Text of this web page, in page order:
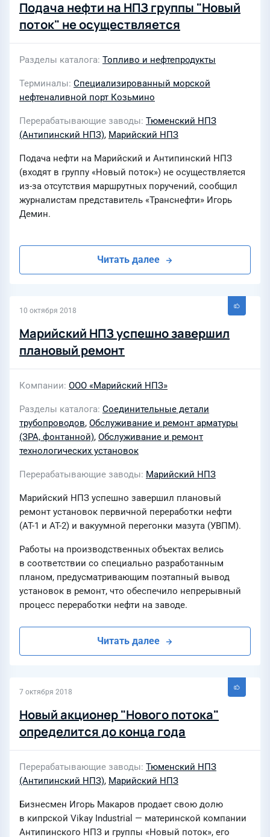
Подача нефти на НПЗ группы "Новый
поток" не осуществляется
Разделы каталога Топливо и нефтепродукты
Терминалы Специализированный морской
нефтеналивной порт Козьмино
Перерабатывающие заводы Тюменский НПЗ
(Антипинский НПЗ), Марийский НПЗ
Подача нефти на Марийский и Антипинский НПЗ
(входят в группу «Новый поток») не осуществляется
из-за отсутствия маршрутных поручений, сообщил
журналистам представитель «Транснефти» Игорь
Демин.
Читать далее
10 октября 2018
Марийский НПЗ успешно завершил
плановый ремонт
Компании ООО «Марийский НПЗ»
Разделы каталога Соединительные детали
трубопроводов, Обслуживание и ремонт арматуры
(ЗРА, фонтанной), Обслуживание и ремонт
технологических установок
Перерабатывающие заводы Марийский НПЗ
Марийский НПЗ успешно завершил плановый
ремонт установок первичной переработки нефти
(АТ-1 и АТ-2) и вакуумной перегонки мазута (УВПМ).
Работы на производственных объектах велись
в соответствии со специально разработанным
планом, предусматривающим поэтапный вывод
установок в ремонт, что обеспечило непрерывный
процесс переработки нефти на заводе.
Читать далее
7 октября 2018
Новый акционер "Нового потока"
определится до конца года
Перерабатывающие заводы Тюменский НПЗ
(Антипинский НПЗ), Марийский НПЗ
Бизнесмен Игорь Макаров продает свою долю
в кипрской Vikay Industrial — материнской компании
Антипинского НПЗ и группы «Новый поток», его